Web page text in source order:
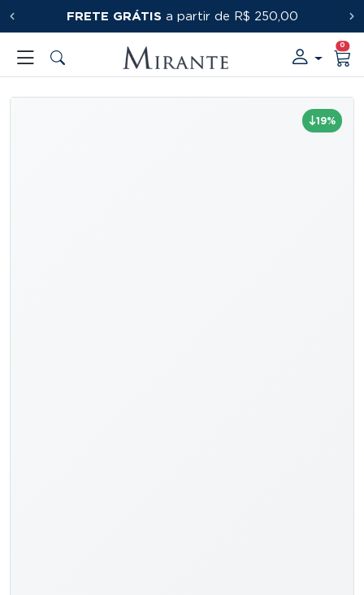
PRIMEIRACOMPRA
FRETE GRÁTIS a partir de R$ 250,00
0
19%